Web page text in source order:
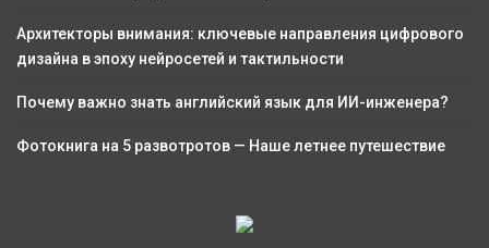
Архитекторы внимания: ключевые направления цифрового
дизайна в эпоху нейросетей и тактильности
Почему важно знать английский язык для ИИ-инженера?
Фотокнига на 5 развотротов — Наше летнее путешествие